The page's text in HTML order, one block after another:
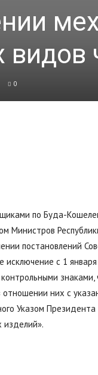
видов
0
по Буда-
Министров
постановлений
с 1
отношении них с
Указом
изделий».